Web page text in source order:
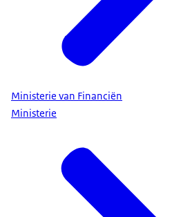
Ministerie van Financiën
Ministerie